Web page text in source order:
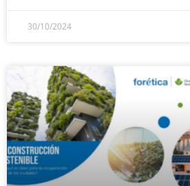
30/10/2024